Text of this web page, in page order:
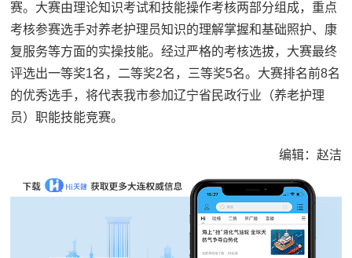
赛。大赛由理论知识考试和技能操作考核两部分组成，重点
考核参赛选手对养老护理员知识的理解掌握和基础照护、康
复服务等方面的实操技能。经过严格的考核选拔，大赛最终
评选出一等奖1名，二等奖2名，三等奖5名。大赛排名前8名
的优秀选手，将代表我市参加辽宁省民政行业（养老护理
员）职能技能竞赛。
编辑：赵洁